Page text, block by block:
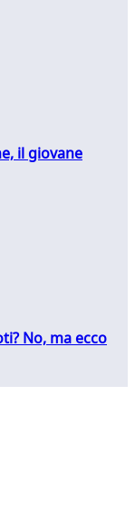
il giovane
No, ma ecco